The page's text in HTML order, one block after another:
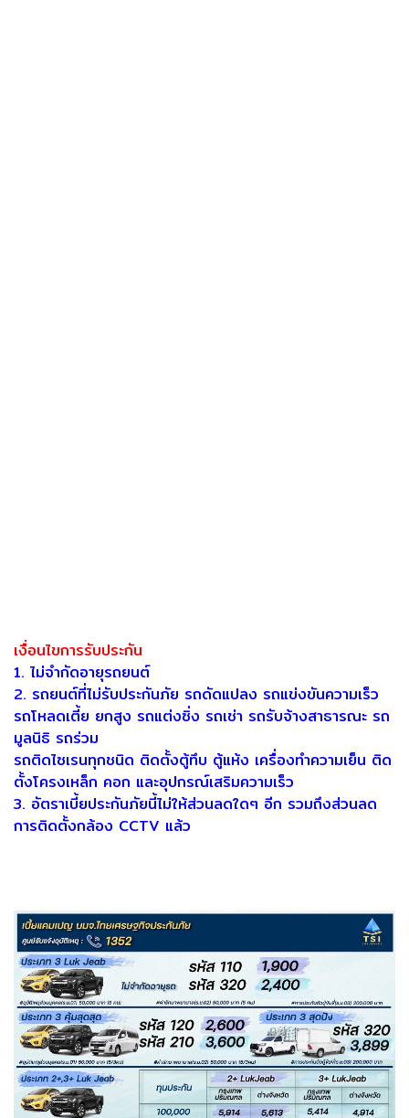
เงื่อนไขการรับประกัน
1. ไม่จำกัดอายุรถยนต์
2. รถยนต์ที่ไม่รับประกันภัย รถดัดแปลง รถแข่งขันความเร็ว
รถโหลดเตี้ย ยกสูง รถแต่งซิ่ง รถเช่า รถรับจ้างสาธารณะ รถ
มูลนิธิ รถร่วม
รถติดไซเรนทุกชนิด ติดตั้งตู้ทึบ ตู้แห้ง เครื่องทำความเย็น ติด
ตั้งโครงเหล็ก คอก และอุปกรณ์เสริมความเร็ว
3. อัตราเบี้ยประกันภัยนี้ไม่ให้ส่วนลดใดๆ อีก รวมถึงส่วนลด
การติดตั้งกล้อง CCTV แล้ว